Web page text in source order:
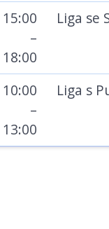
15:00
–
18:00
Liga se
10:00
–
13:00
Liga s